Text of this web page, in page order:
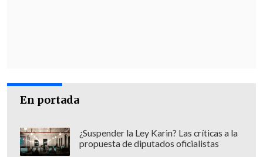
En portada
¿Suspender la Ley Karin? Las críticas a la
propuesta de diputados oficialistas